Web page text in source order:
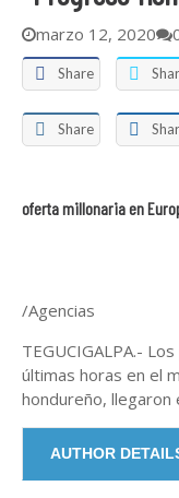
vamos a
marzo 12, 2020
Share
Share
oferta millonaria en
/Agencias
TEGUCIGALPA.-
últimas horas en el
hondureño, llegaron
AUTHOR